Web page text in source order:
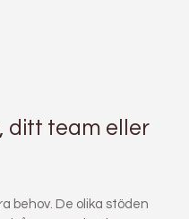
ditt team eller
behov. De olika stöden